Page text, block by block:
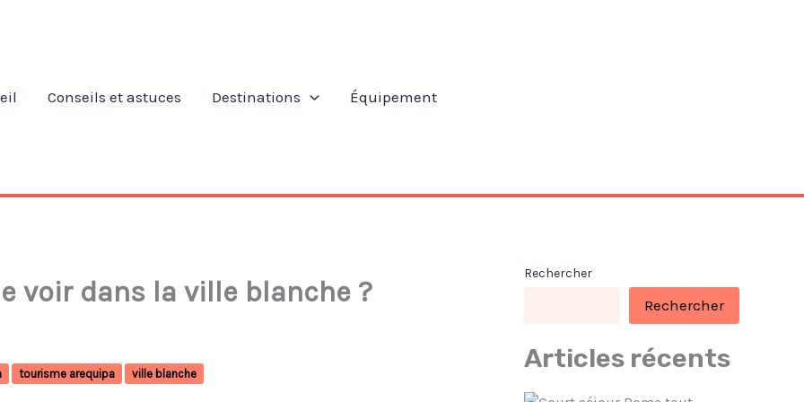
Conseils et astuces Destinations Équipement
voir dans la ville blanche ?
tourisme arequipa ville blanche
Rechercher
Rechercher
Articles récents